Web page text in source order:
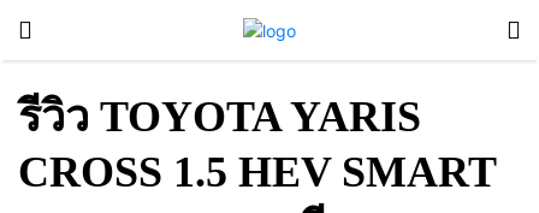
รีวิว TOYOTA YARIS
CROSS 1.5 HEV SMART